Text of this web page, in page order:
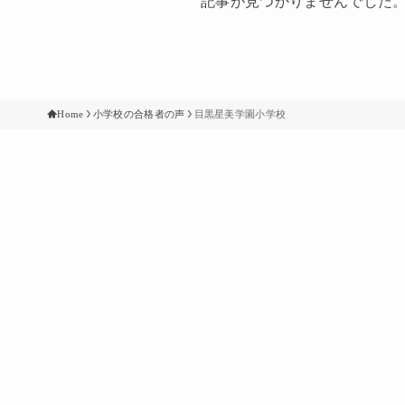
Home 小学校の合格者の声 目黒星美学園小学校